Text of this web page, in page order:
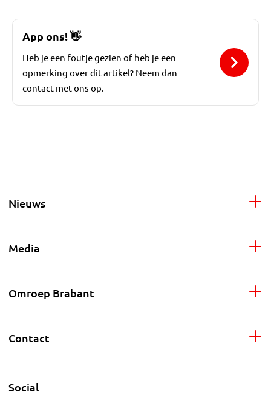
App ons!👋
Heb je een foutje gezien of heb je een
opmerking over dit artikel? Neem dan
contact met ons op.
Nieuws
Media
Omroep Brabant
Contact
Social